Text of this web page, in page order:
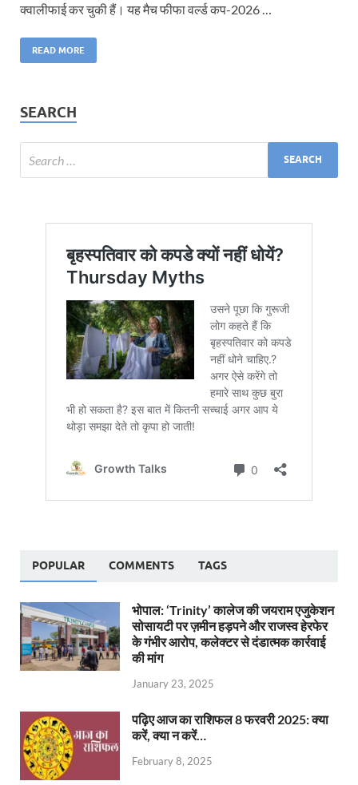
क्वालीफाई कर चुकी हैं। यह मैच फीफा वर्ल्ड कप-2026 …
READ MORE
SEARCH
POPULAR COMMENTS TAGS
भोपाल: ‘Trinity’ कालेज की जयराम एजुकेशन
सोसायटी पर ज़मीन हड़पने और राजस्व हेरफेर
के गंभीर आरोप, कलेक्टर से दंडात्मक कार्रवाई
की मांग
January 23, 2025
पढ़िए आज का राशिफल 8 फरवरी 2025: क्या
करें, क्या न करें…
February 8, 2025